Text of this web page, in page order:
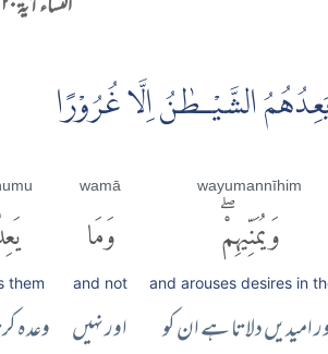
الشَّيْـطٰنُ اِلَّا غُرُوْرًا
wayumannīhim
وَيُمَنِّيهِمْۖ
and arouses desires in
امیدیں دلاتا ہے ان کو
wamā
وَمَا
and not
اور نہیں
them
وعدہ